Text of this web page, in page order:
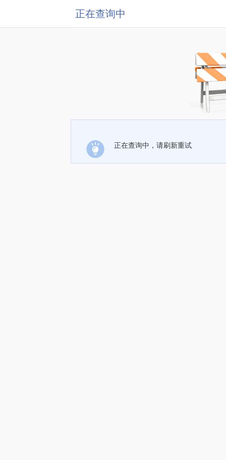
正在查询中
正在查询中，请刷新重试